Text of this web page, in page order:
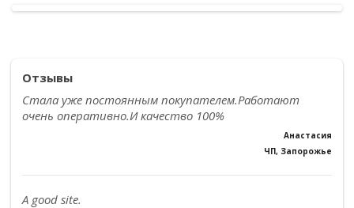
Отзывы
Стала уже постоянным покупателем.Работают
очень оперативно.И качество 100%
Анастасия
ЧП, Запорожье
A good site.